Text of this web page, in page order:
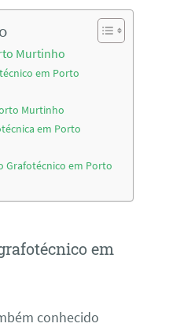
Murtinho
em Porto
Murtinho
em Porto
Grafotécnico em Porto
em
conhecido